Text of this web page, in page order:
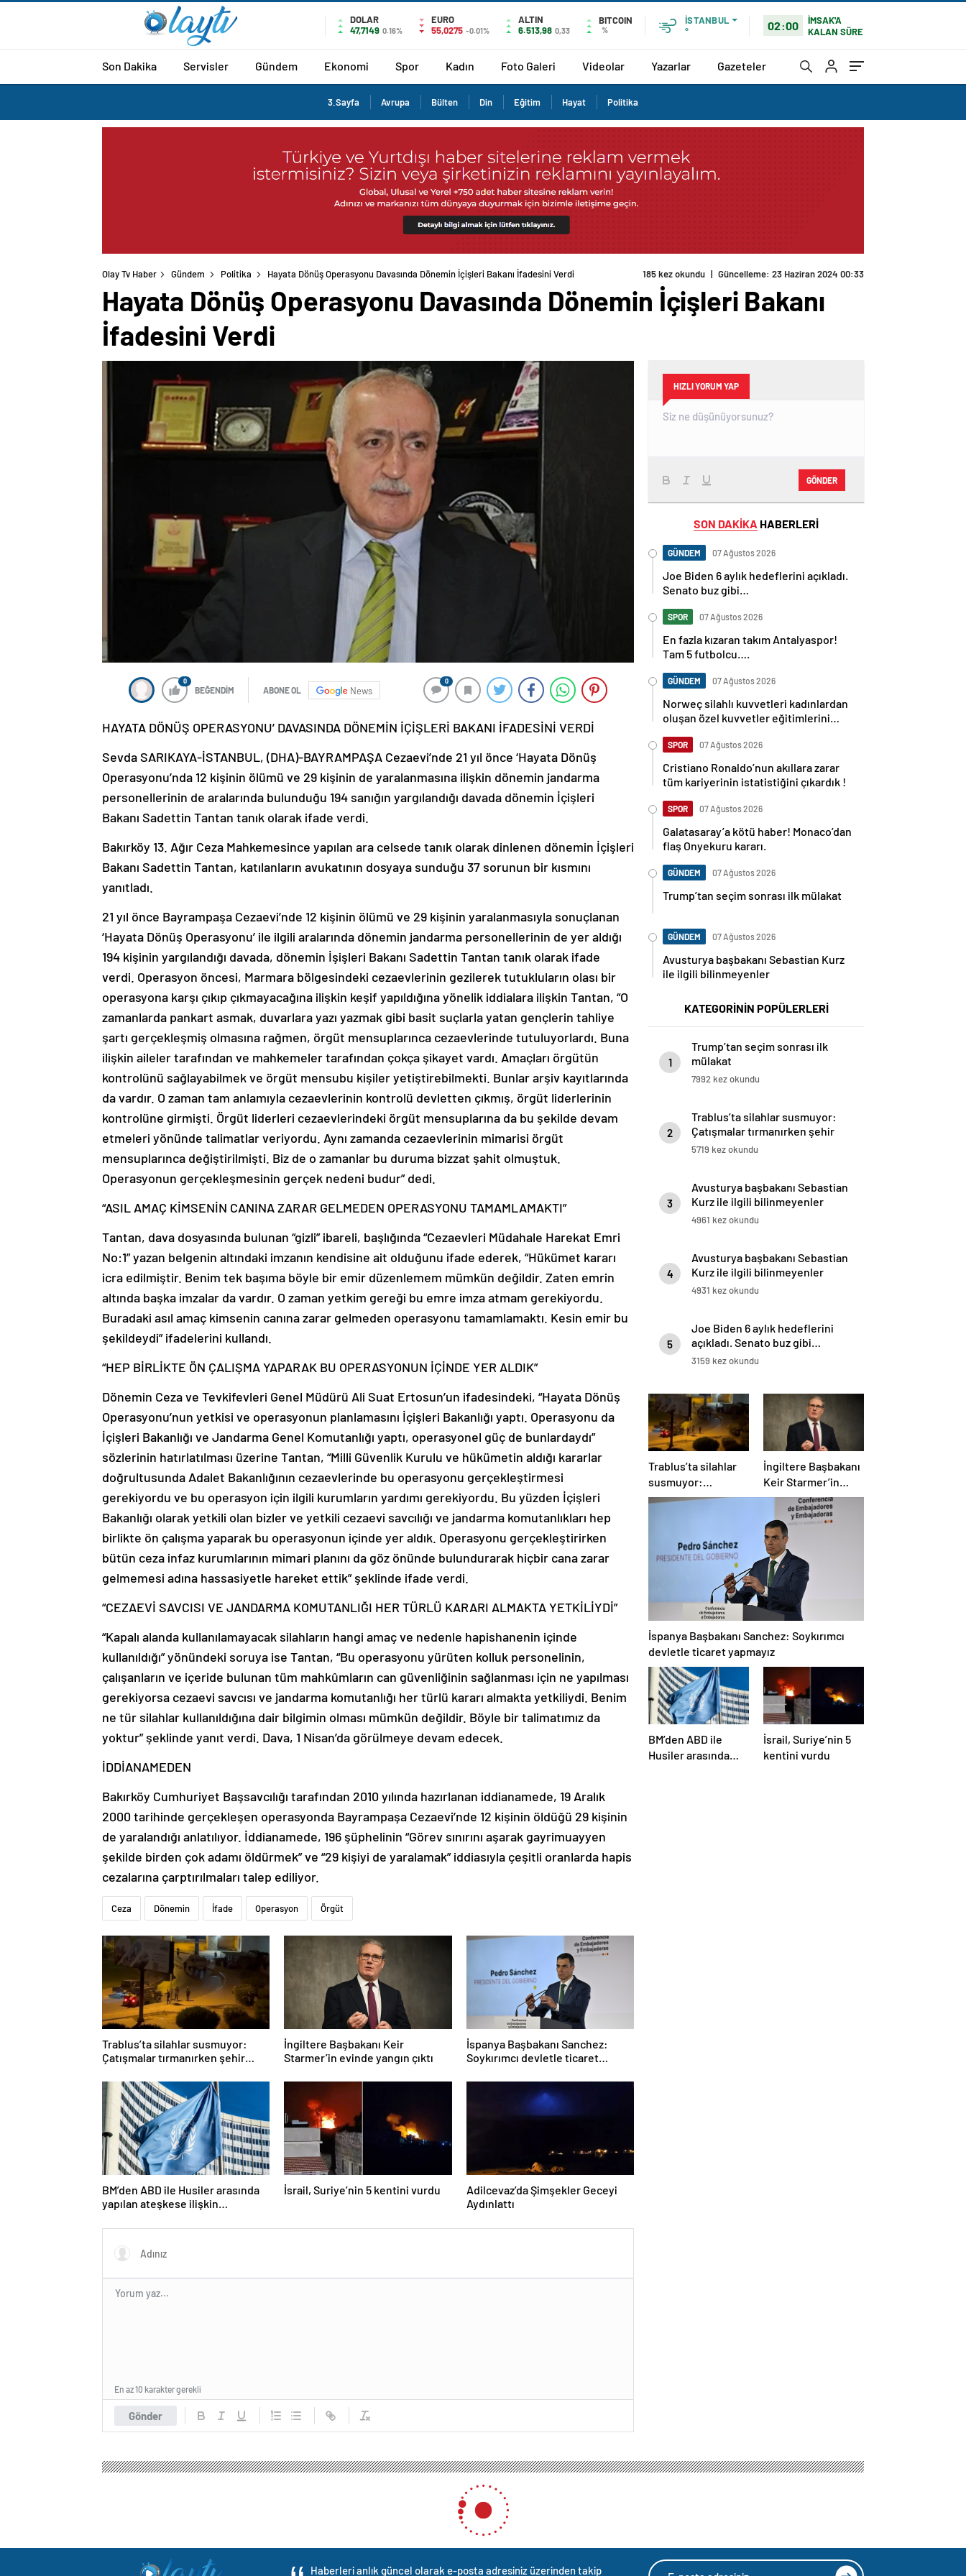
DOLAR
47,7149 0.16%
EURO
55,0275 -0.01%
ALTIN
6.513,98 0,33
BITCOIN
%
İSTANBUL
°
02:00
İMSAK'A
KALAN SÜRE
Son Dakika Servisler Gündem Ekonomi Spor Kadın Foto Galeri Videolar Yazarlar Gazeteler
3.Sayfa Avrupa Bülten Din Eğitim Hayat Politika
Olay Tv Haber Gündem Politika Hayata Dönüş Operasyonu Davasında Dönemin İçişleri Bakanı İfadesini Verdi 185 kez okundu | Güncelleme: 23 Haziran 2024 00:33
Hayata Dönüş Operasyonu Davasında Dönemin İçişleri Bakanı
İfadesini Verdi
0
BEĞENDİM ABONE OL News
0
HAYATA DÖNÜŞ OPERASYONU’ DAVASINDA DÖNEMİN İÇİŞLERİ BAKANI İFADESİNİ VERDİ
Sevda SARIKAYA-İSTANBUL, (DHA)-BAYRAMPAŞA Cezaevi’nde 21 yıl önce ‘Hayata Dönüş
Operasyonu’nda 12 kişinin ölümü ve 29 kişinin de yaralanmasına ilişkin dönemin jandarma
personellerinin de aralarında bulunduğu 194 sanığın yargılandığı davada dönemin İçişleri
Bakanı Sadettin Tantan tanık olarak ifade verdi.
Bakırköy 13. Ağır Ceza Mahkemesince yapılan ara celsede tanık olarak dinlenen dönemin İçişleri
Bakanı Sadettin Tantan, katılanların avukatının dosyaya sunduğu 37 sorunun bir kısmını
yanıtladı.
21 yıl önce Bayrampaşa Cezaevi’nde 12 kişinin ölümü ve 29 kişinin yaralanmasıyla sonuçlanan
‘Hayata Dönüş Operasyonu’ ile ilgili aralarında dönemin jandarma personellerinin de yer aldığı
194 kişinin yargılandığı davada, dönemin İşişleri Bakanı Sadettin Tantan tanık olarak ifade
verdi. Operasyon öncesi, Marmara bölgesindeki cezaevlerinin gezilerek tutukluların olası bir
operasyona karşı çıkıp çıkmayacağına ilişkin keşif yapıldığına yönelik iddialara ilişkin Tantan, “O
zamanlarda pankart asmak, duvarlara yazı yazmak gibi basit suçlarla yatan gençlerin tahliye
şartı gerçekleşmiş olmasına rağmen, örgüt mensuplarınca cezaevlerinde tutuluyorlardı. Buna
ilişkin aileler tarafından ve mahkemeler tarafından çokça şikayet vardı. Amaçları örgütün
kontrolünü sağlayabilmek ve örgüt mensubu kişiler yetiştirebilmekti. Bunlar arşiv kayıtlarında
da vardır. O zaman tam anlamıyla cezaevlerinin kontrolü devletten çıkmış, örgüt liderlerinin
kontrolüne girmişti. Örgüt liderleri cezaevlerindeki örgüt mensuplarına da bu şekilde devam
etmeleri yönünde talimatlar veriyordu. Aynı zamanda cezaevlerinin mimarisi örgüt
mensuplarınca değiştirilmişti. Biz de o zamanlar bu duruma bizzat şahit olmuştuk.
Operasyonun gerçekleşmesinin gerçek nedeni budur” dedi.
“ASIL AMAÇ KİMSENİN CANINA ZARAR GELMEDEN OPERASYONU TAMAMLAMAKTI”
Tantan, dava dosyasında bulunan “gizli” ibareli, başlığında “Cezaevleri Müdahale Harekat Emri
No:1” yazan belgenin altındaki imzanın kendisine ait olduğunu ifade ederek, “Hükümet kararı
icra edilmiştir. Benim tek başıma böyle bir emir düzenlemem mümkün değildir. Zaten emrin
altında başka imzalar da vardır. O zaman yetkim gereği bu emre imza atmam gerekiyordu.
Buradaki asıl amaç kimsenin canına zarar gelmeden operasyonu tamamlamaktı. Kesin emir bu
şekildeydi” ifadelerini kullandı.
“HEP BİRLİKTE ÖN ÇALIŞMA YAPARAK BU OPERASYONUN İÇİNDE YER ALDIK”
Dönemin Ceza ve Tevkifevleri Genel Müdürü Ali Suat Ertosun’un ifadesindeki, “Hayata Dönüş
Operasyonu’nun yetkisi ve operasyonun planlamasını İçişleri Bakanlığı yaptı. Operasyonu da
İçişleri Bakanlığı ve Jandarma Genel Komutanlığı yaptı, operasyonel güç de bunlardaydı”
sözlerinin hatırlatılması üzerine Tantan, “Milli Güvenlik Kurulu ve hükümetin aldığı kararlar
doğrultusunda Adalet Bakanlığının cezaevlerinde bu operasyonu gerçekleştirmesi
gerekiyordu ve bu operasyon için ilgili kurumların yardımı gerekiyordu. Bu yüzden İçişleri
Bakanlığı olarak yetkili olan bizler ve yetkili cezaevi savcılığı ve jandarma komutanlıkları hep
birlikte ön çalışma yaparak bu operasyonun içinde yer aldık. Operasyonu gerçekleştirirken
bütün ceza infaz kurumlarının mimari planını da göz önünde bulundurarak hiçbir cana zarar
gelmemesi adına hassasiyetle hareket ettik” şeklinde ifade verdi.
“CEZAEVİ SAVCISI VE JANDARMA KOMUTANLIĞI HER TÜRLÜ KARARI ALMAKTA YETKİLİYDİ”
“Kapalı alanda kullanılamayacak silahların hangi amaç ve nedenle hapishanenin içinde
kullanıldığı” yönündeki soruya ise Tantan, “Bu operasyonu yürüten kolluk personelinin,
çalışanların ve içeride bulunan tüm mahkûmların can güvenliğinin sağlanması için ne yapılması
gerekiyorsa cezaevi savcısı ve jandarma komutanlığı her türlü kararı almakta yetkiliydi. Benim
ne tür silahlar kullanıldığına dair bilgimin olması mümkün değildir. Böyle bir talimatımız da
yoktur” şeklinde yanıt verdi. Dava, 1 Nisan’da görülmeye devam edecek.
İDDİANAMEDEN
Bakırköy Cumhuriyet Başsavcılığı tarafından 2010 yılında hazırlanan iddianamede, 19 Aralık
2000 tarihinde gerçekleşen operasyonda Bayrampaşa Cezaevi’nde 12 kişinin öldüğü 29 kişinin
de yaralandığı anlatılıyor. İddianamede, 196 şüphelinin “Görev sınırını aşarak gayrimuayyen
şekilde birden çok adamı öldürmek” ve “29 kişiyi de yaralamak” iddiasıyla çeşitli oranlarda hapis
cezalarına çarptırılmaları talep ediliyor.
Ceza Dönemin İfade Operasyon Örgüt
Trablus’ta silahlar susmuyor:
Çatışmalar tırmanırken şehir
İngiltere Başbakanı Keir
Starmer’in evinde yangın çıktı
İspanya Başbakanı Sanchez:
Soykırımcı devletle ticaret
BM’den ABD ile Husiler arasında
yapılan ateşkese ilişkin
İsrail, Suriye’nin 5 kentini vurdu
Adilcevaz’da Şimşekler Geceyi
Aydınlattı
Gönder
En az 10 karakter gerekli
HIZLI YORUM YAP
GÖNDER
SON DAKİKA HABERLERİ
GÜNDEM 07 Ağustos 2026
Joe Biden 6 aylık hedeflerini açıkladı.
Senato buz gibi…
SPOR 07 Ağustos 2026
En fazla kızaran takım Antalyaspor!
Tam 5 futbolcu….
GÜNDEM 07 Ağustos 2026
Norweç silahlı kuvvetleri kadınlardan
oluşan özel kuvvetler eğitimlerini
SPOR 07 Ağustos 2026
Cristiano Ronaldo’nun akıllara zarar
tüm kariyerinin istatistiğini çıkardık !
SPOR 07 Ağustos 2026
Galatasaray’a kötü haber! Monaco’dan
flaş Onyekuru kararı.
GÜNDEM 07 Ağustos 2026
Trump’tan seçim sonrası ilk mülakat
GÜNDEM 07 Ağustos 2026
Avusturya başbakanı Sebastian Kurz
ile ilgili bilinmeyenler
KATEGORİNİN POPÜLERLERİ
1
Trump’tan seçim sonrası ilk
mülakat
7992 kez okundu
2
Trablus’ta silahlar susmuyor:
Çatışmalar tırmanırken şehir
alarmda
5719 kez okundu
3
Avusturya başbakanı Sebastian
Kurz ile ilgili bilinmeyenler
4961 kez okundu
4
Avusturya başbakanı Sebastian
Kurz ile ilgili bilinmeyenler
4931 kez okundu
5
Joe Biden 6 aylık hedeflerini
açıkladı. Senato buz gibi…
3159 kez okundu
Trablus’ta silahlar
susmuyor:
Çatışmalar
İngiltere Başbakanı
Keir Starmer’in
evinde yangın çıktı
İspanya Başbakanı Sanchez: Soykırımcı
devletle ticaret yapmayız
BM’den ABD ile
Husiler arasında
İsrail, Suriye’nin 5
kentini vurdu
Haberleri anlık güncel olarak e-posta adresiniz üzerinden takip